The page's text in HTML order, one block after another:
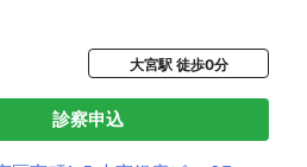
大宮駅 徒歩0分
診察申込